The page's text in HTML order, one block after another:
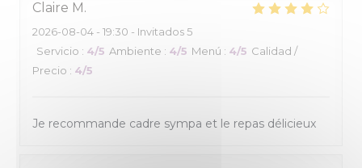
Claire M
2026-08-04 - 19:30 - Invitados 5
Servicio : 4/5 Ambiente : 4/5 Menú : 4/5 Calidad /
Precio : 4/5
Je recommande cadre sympa et le repas délicieux